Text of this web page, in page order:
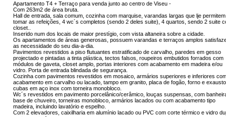
Apartamento T4 + Terraço para venda junto ao centro de Viseu -
Com 263m2 de área bruta.
Hall de entrada, sala comum, cozinha com marquise, varandas largas que lje permitem
tomar as refeições, 4 wc´s completos (sendo 2 deles suite), 4 quartos, sendo 2 suite
closet..
Inserido num dos locais de maior prestígio, com vista altaneira sobre a cidade.
Os apartamentos de áreas generosas, possuem varandas e terraços amplos
as necessidade do seu dia-a-dia.
Pavimentos revestidos a piso flutuantes estratificado de carvalho, paredes em gesso
projectado e pintadas a tinta plástica, tectos falsos, roupeiros embutidos forrados com
módulos de gaveta, closet amplo, portas interiores com acabamento em madeira e/ou
vidro. Porta de entrada blindada de segurança.
Cozinha com pavimentos revestidos em mosaico, armários superiores e inferiores
acabamento em carvalho ou lacado, tampo em granito, placa de fogão, forno e
cubas em aço inox com torneira monobloco.
Wc´s revestidos em pavimento porcelânico/cerâmico, louças suspensas, com
base de chuveiro, torneiras monobloco, armários lacados ou com acabamento tipo
madeira, incluindo lavatório e espelho.
Com 2 elevadores, caixilharia em alumínio lacado ou PVC com corte térmico e vidro